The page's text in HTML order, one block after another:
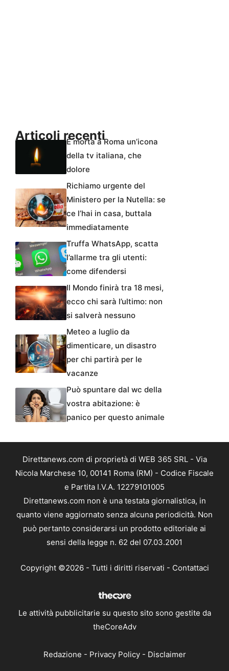
Articoli recentiÈ morta a Roma un’icona
della tv italiana, che
dolore
Richiamo urgente del
Ministero per la Nutella: se
ce l’hai in casa, buttala
immediatamente
Truffa WhatsApp, scatta
l’allarme tra gli utenti:
come difendersi
Il Mondo finirà tra 18 mesi,
ecco chi sarà l’ultimo: non
si salverà nessuno
Meteo a luglio da
dimenticare, un disastro
per chi partirà per le
vacanze
Può spuntare dal wc della
vostra abitazione: è
panico per questo animale
Direttanews.com di proprietà di WEB 365 SRL - Via
Nicola Marchese 10, 00141 Roma (RM) - Codice Fiscale
e Partita I.V.A. 12279101005
Direttanews.com non è una testata giornalistica, in
quanto viene aggiornato senza alcuna periodicità. Non
può pertanto considerarsi un prodotto editoriale ai
sensi della legge n. 62 del 07.03.2001
Copyright ©2026 - Tutti i diritti riservati - Contattaci
Le attività pubblicitarie su questo sito sono gestite da
theCoreAdv
Redazione - Privacy Policy- Disclaimer